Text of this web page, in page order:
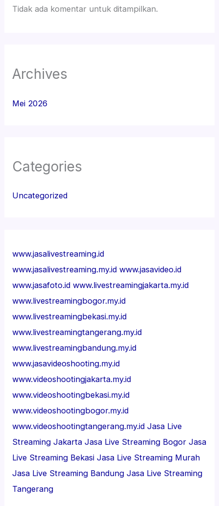
Tidak ada komentar untuk ditampilkan.
Archives
Mei 2026
Categories
Uncategorized
www.jasalivestreaming.id
www.jasalivestreaming.my.id www.jasavideo.id
www.jasafoto.id www.livestreamingjakarta.my.id
www.livestreamingbogor.my.id
www.livestreamingbekasi.my.id
www.livestreamingtangerang.my.id
www.livestreamingbandung.my.id
www.jasavideoshooting.my.id
www.videoshootingjakarta.my.id
www.videoshootingbekasi.my.id
www.videoshootingbogor.my.id
www.videoshootingtangerang.my.id Jasa Live
Streaming Jakarta Jasa Live Streaming Bogor Jasa
Live Streaming Bekasi Jasa Live Streaming Murah
Jasa Live Streaming Bandung Jasa Live Streaming
Tangerang